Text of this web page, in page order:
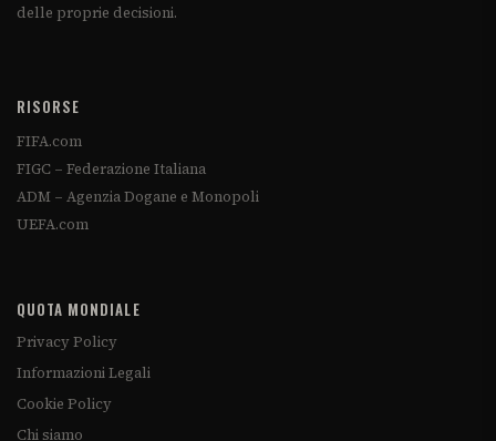
delle proprie decisioni.
RISORSE
FIFA.com
FIGC – Federazione Italiana
ADM – Agenzia Dogane e Monopoli
UEFA.com
QUOTA MONDIALE
Privacy Policy
Informazioni Legali
Cookie Policy
Chi siamo